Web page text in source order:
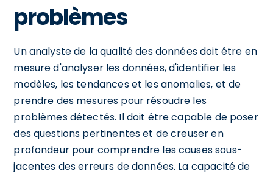
problèmes
Un analyste de la qualité des données doit être en
mesure d'analyser les données, d'identifier les
modèles, les tendances et les anomalies, et de
prendre des mesures pour résoudre les
problèmes détectés. Il doit être capable de poser
des questions pertinentes et de creuser en
profondeur pour comprendre les causes sous-
jacentes des erreurs de données. La capacité de